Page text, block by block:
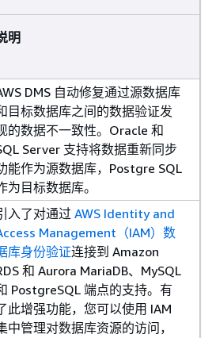
明
DMS 自动修复通过源数据库
目标数据库之间的数据验证发
的数据不一致性。Oracle 和
Server 支持将数据重新同步
能作为源数据库，Postgre SQL
为目标数据库。
入了对通过AWS Identity and
Management（IAM）数
库身份验证连接到 Amazon
和 Aurora MariaDB、MySQL
PostgreSQL 端点的支持。有
此增强功能，您可以使用 IAM
中管理对数据库资源的访问，